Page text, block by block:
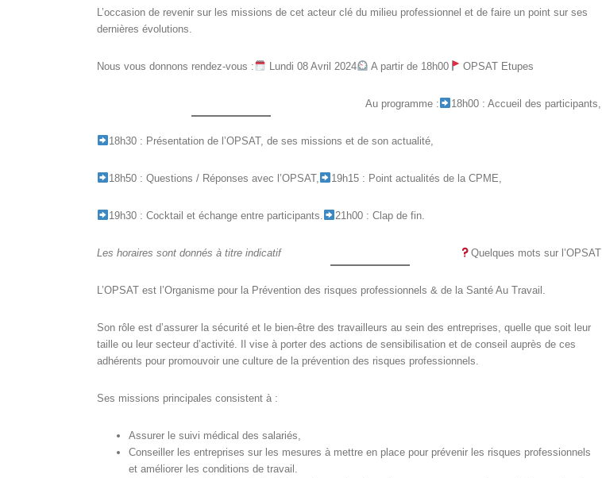
L’occasion de revenir sur les missions de cet acteur clé du milieu professionnel et de faire un point sur ses
dernières évolutions.
Nous vous donnons rendez-vous : Lundi 08 Avril 2024 A partir de 18h00 OPSAT Etupes
Au programme : 18h00 : Accueil des participants,
18h30 : Présentation de l’OPSAT, de ses missions et de son actualité,
18h50 : Questions / Réponses avec l’OPSAT, 19h15 : Point actualités de la CPME,
19h30 : Cocktail et échange entre participants. 21h00 : Clap de fin.
Les horaires sont donnés à titre indicatif Quelques mots sur l’OPSAT
L’OPSAT est l’Organisme pour la Prévention des risques professionnels & de la Santé Au Travail.
Son rôle est d’assurer la sécurité et le bien-être des travailleurs au sein des entreprises, quelle que soit leur
taille ou leur secteur d’activité. Il vise à porter des actions de sensibilisation et de conseil auprès de ces
adhérents pour promouvoir une culture de la prévention des risques professionnels.
Ses missions principales consistent à :
Assurer le suivi médical des salariés,
Conseiller les entreprises sur les mesures à mettre en place pour prévenir les risques professionnels
et améliorer les conditions de travail.